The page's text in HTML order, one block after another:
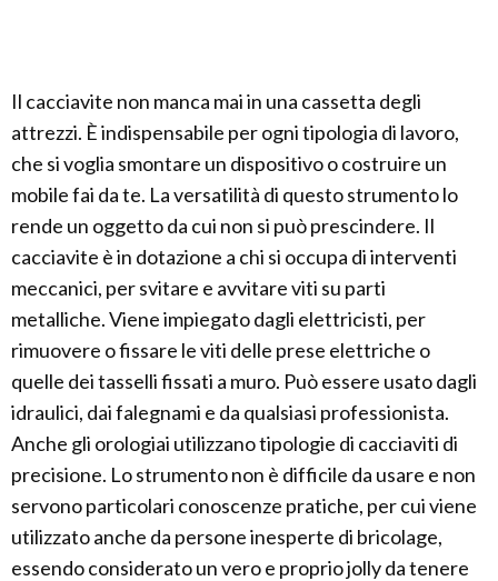
Il cacciavite non manca mai in una cassetta degli
attrezzi. È indispensabile per ogni tipologia di lavoro,
che si voglia smontare un dispositivo o costruire un
mobile fai da te. La versatilità di questo strumento lo
rende un oggetto da cui non si può prescindere. Il
cacciavite è in dotazione a chi si occupa di interventi
meccanici, per svitare e avvitare viti su parti
metalliche. Viene impiegato dagli elettricisti, per
rimuovere o fissare le viti delle prese elettriche o
quelle dei tasselli fissati a muro. Può essere usato dagli
idraulici, dai falegnami e da qualsiasi professionista.
Anche gli orologiai utilizzano tipologie di cacciaviti di
precisione. Lo strumento non è difficile da usare e non
servono particolari conoscenze pratiche, per cui viene
utilizzato anche da persone inesperte di bricolage,
essendo considerato un vero e proprio jolly da tenere